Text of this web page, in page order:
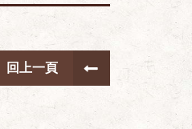
回上一頁